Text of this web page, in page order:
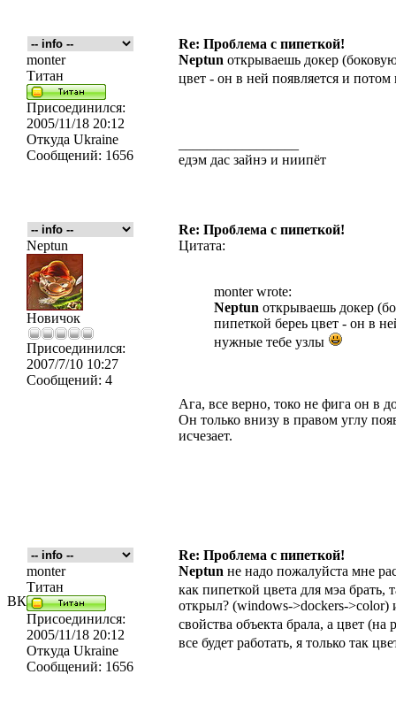
ВК
Re: Проблема с пипеткой!
monter
Титан
Присоединился:
2005/11/18 20:12
Откуда Ukraine
Сообщений: 1656
Neptun открываешь докер
цвет - он в ней появляется и
едэм дас зайнэ и ниипёт
Re: Проблема с пипеткой!
Neptun
Новичок
Присоединился:
2007/7/10 10:27
Сообщений: 4
Цитата:
monter wrote:
Neptun открываешь докер
пипеткой береь цвет - он в
нужные тебе узлы
Ага, все верно, токо не фига он в
Он только внизу в правом углу
исчезает.
Re: Проблема с пипеткой!
monter
Титан
Присоединился:
2005/11/18 20:12
Откуда Ukraine
Сообщений: 1656
Neptun не надо пожалуйста мне
как пипеткой цвета для мэа брать,
открыл? (windows->dockers->color)
свойства объекта брала, а цвет
все будет работать, я только так